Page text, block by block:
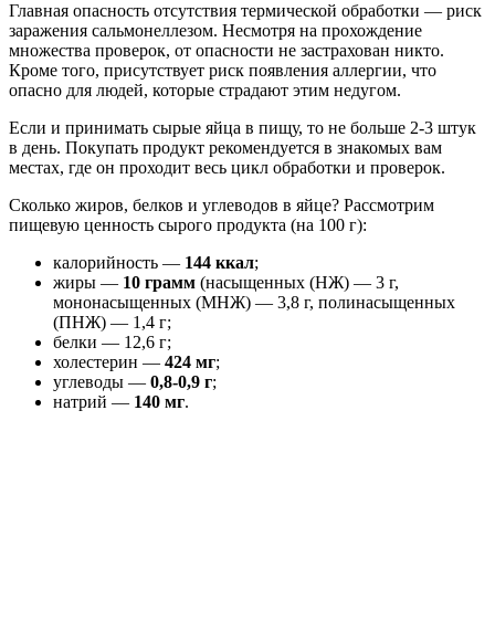
Главная опасность отсутствия термической обработки — риск
заражения сальмонеллезом. Несмотря на прохождение
множества проверок, от опасности не застрахован никто.
Кроме того, присутствует риск появления аллергии, что
опасно для людей, которые страдают этим недугом.
Если и принимать сырые яйца в пищу, то не больше 2-3 штук
в день. Покупать продукт рекомендуется в знакомых вам
местах, где он проходит весь цикл обработки и проверок.
Сколько жиров, белков и углеводов в яйце? Рассмотрим
пищевую ценность сырого продукта (на 100 г):
калорийность — 144 ккал;
жиры — 10 грамм (насыщенных (НЖ) — 3 г,
мононасыщенных (МНЖ) — 3,8 г, полинасыщенных
(ПНЖ) — 1,4 г;
белки — 12,6 г;
холестерин — 424 мг;
углеводы — 0,8-0,9 г;
натрий — 140 мг.